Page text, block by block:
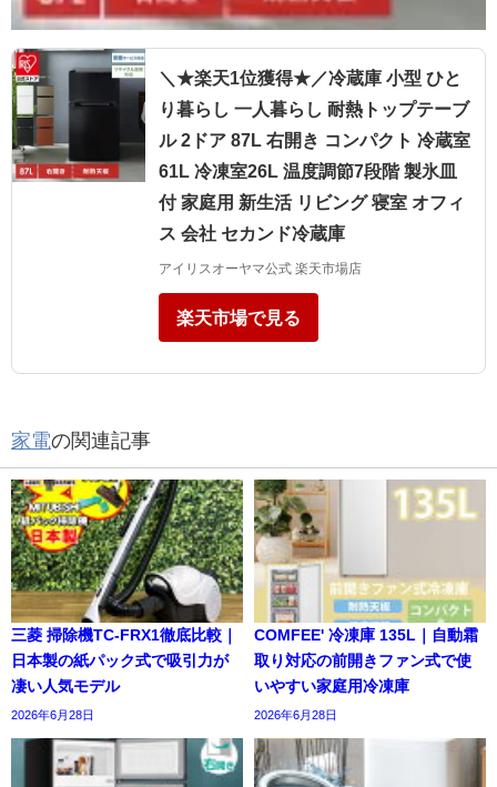
＼★楽天1位獲得★／冷蔵庫 小型 ひと
り暮らし 一人暮らし 耐熱トップテーブ
ル 2ドア 87L 右開き コンパクト 冷蔵室
61L 冷凍室26L 温度調節7段階 製氷皿
付 家庭用 新生活 リビング 寝室 オフィ
ス 会社 セカンド冷蔵庫
アイリスオーヤマ公式 楽天市場店
楽天市場で見る
家電の関連記事
三菱 掃除機TC-FRX1徹底比較｜
日本製の紙パック式で吸引力が
凄い人気モデル
2026年6月28日
COMFEE' 冷凍庫 135L｜自動霜
取り対応の前開きファン式で使
いやすい家庭用冷凍庫
2026年6月28日